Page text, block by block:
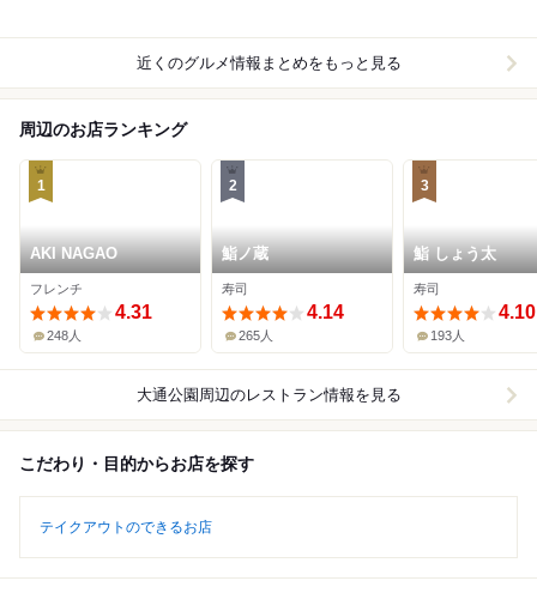
近くのグルメ情報まとめをもっと見る
周辺のお店ランキング
1
AKI NAGAO
フレンチ
4.31
248人
2
鮨ノ蔵
寿司
4.14
265人
3
鮨 しょう太
寿司
4.10
193人
大通公園周辺のレストラン情報を見る
こだわり・目的からお店を探す
テイクアウトのできるお店